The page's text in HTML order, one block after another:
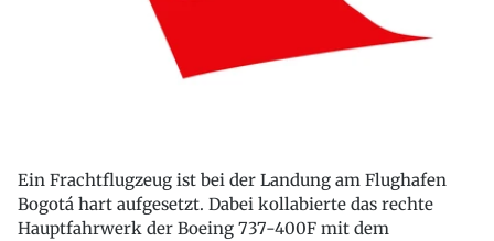
Ein Frachtflugzeug ist bei der Landung am Flughafen
Bogotá hart aufgesetzt. Dabei kollabierte das rechte
Hauptfahrwerk der Boeing 737-400F mit dem